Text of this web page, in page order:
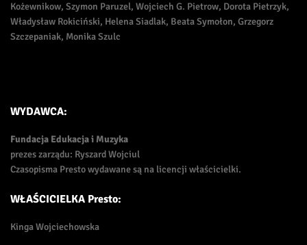
Kożewnikow, Szymon Paruzel, Wojciech G. Pietrow, Dorota Pietrzyk,
Władysław Rokiciński, Helena Siadlak, Beata Symołon, Grzegorz
Szczepaniak, Monika Szulc
WYDAWCA:
Fundacja Edukacja i Muzyka
prezes zarządu: Ryszard Wojciul
Czasopisma Presto wydawane są na licencji właścicielki.
WŁAŚCICIELKA Presto:
Kinga Wojciechowska